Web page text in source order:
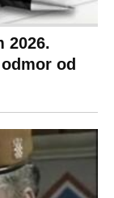
2026.
od